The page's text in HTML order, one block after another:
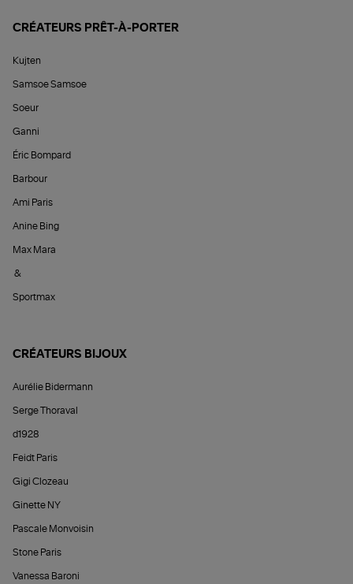
CRÉATEURS PRÊT-À-PORTER
Kujten
Samsoe Samsoe
Soeur
Ganni
Éric Bompard
Barbour
Ami Paris
Anine Bing
Max Mara
&
Sportmax
CRÉATEURS BIJOUX
Aurélie Bidermann
Serge Thoraval
d1928
Feidt Paris
Gigi Clozeau
Ginette NY
Pascale Monvoisin
Stone Paris
Vanessa Baroni